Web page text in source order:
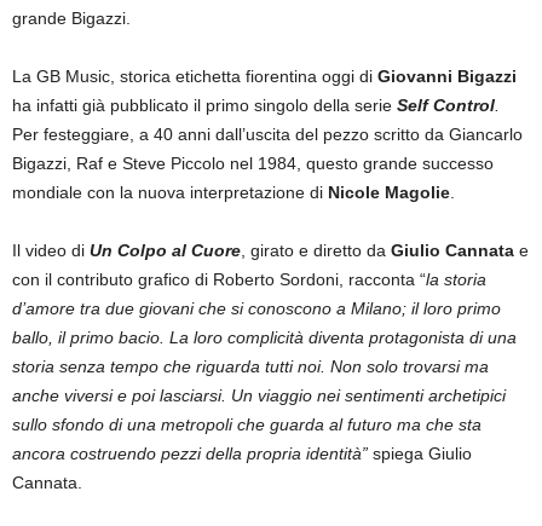
grande Bigazzi.
La GB Music, storica etichetta fiorentina oggi di Giovanni Bigazzi
ha infatti già pubblicato il primo singolo della serie Self Control
Per festeggiare, a 40 anni dall’uscita del pezzo scritto da Giancarlo
Bigazzi, Raf e Steve Piccolo nel 1984, questo grande successo
mondiale con la nuova interpretazione di Nicole Magolie
Il video di Un Colpo al Cuore , girato e diretto da Giulio Cannata e
con il contributo grafico di Roberto Sordoni, racconta “la storia
d’amore tra due giovani che si conoscono a Milano; il loro primo
ballo, il primo bacio. La loro complicità diventa protagonista di una
storia senza tempo che riguarda tutti noi. Non solo trovarsi ma
anche viversi e poi lasciarsi. Un viaggio nei sentimenti archetipici
sullo sfondo di una metropoli che guarda al futuro ma che sta
ancora costruendo pezzi della propria identità” spiega Giulio
Cannata.